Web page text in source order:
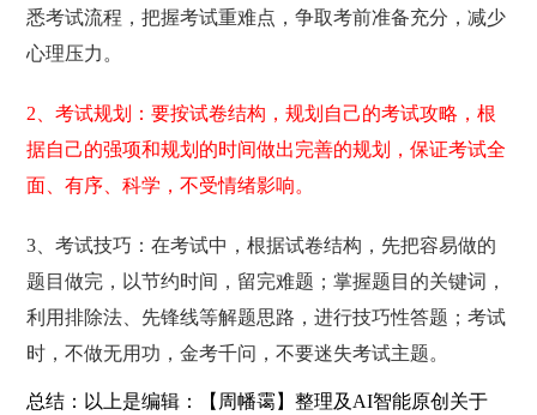
悉考试流程，把握考试重难点，争取考前准备充分，减少
心理压力。
2、考试规划：要按试卷结构，规划自己的考试攻略，根
据自己的强项和规划的时间做出完善的规划，保证考试全
面、有序、科学，不受情绪影响。
3、考试技巧：在考试中，根据试卷结构，先把容易做的
题目做完，以节约时间，留完难题；掌握题目的关键词，
利用排除法、先锋线等解题思路，进行技巧性答题；考试
时，不做无用功，金考千问，不要迷失考试主题。
总结：以上是编辑：【周幡霭】整理及AI智能原创关于